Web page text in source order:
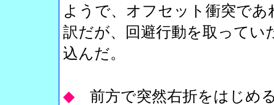
ようで、オフセット衝突で
訳だが、回避行動を取ってい
込んだ。
◆ 前方で突然右折をはじめ